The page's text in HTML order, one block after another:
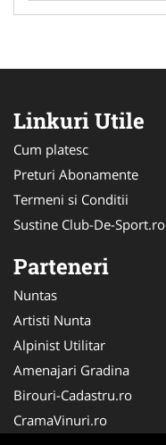
Linkuri Utile
Cum platesc
Preturi Abonamente
Termeni si Conditii
Sustine Club-De-Sport.ro
Parteneri
Nuntas
Artisti Nunta
Alpinist Utilitar
Amenajari Gradina
Birouri-Cadastru.ro
CramaVinuri.ro